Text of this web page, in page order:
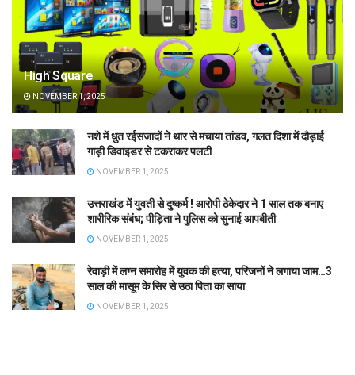
High Square
NOVEMBER 1, 2025
नशे में धुत रईसजादों ने थार से मचाया तांडव, गलत दिशा में दौड़ाई
गाड़ी डिवाइडर से टकराकर पलटी
NOVEMBER 1, 2025
उत्तराखंड में युवती से दुष्कर्म ! आरोपी ठेकेदार ने 1 साल तक बनाए
शारीरिक संबंध; पीड़िता ने पुलिस को सुनाई आपबीती
NOVEMBER 1, 2025
रेवाड़ी में लग्न समारोह में युवक की हत्या, परिजनों ने लगाया जाम…3
साल की मासूम के सिर से उठा पिता का साया
NOVEMBER 1, 2025